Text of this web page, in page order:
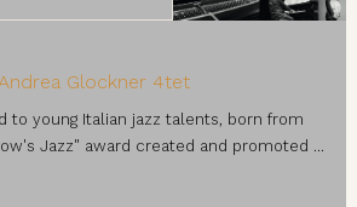
Glockner 4tet
to young Italian jazz talents, born from
Jazz" award created and promoted ...